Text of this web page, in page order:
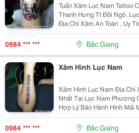
Tuấn Xăm Lục Nam Tattoo
Thanh Hưng Tt Đồi Ngô
Địa Chỉ Xăm An Toàn , Uy
Xăm Theo Yêu Cầu , Xăm
Dung ,Xăm Theo Yêu Cầu
0984 *** *** Bắc Giang
Xăm Hình Lục Nam
Xăm Hình Lục Nam Địa Chỉ
Nhất Tại Lục Nam Phương
Hợp Lý Bảo Hành Hình
Miễn Phí Nhé Cal
Thanh Hưng Tt Đồi Ngô
0984 *** *** Bắc Giang